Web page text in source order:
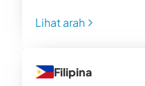
Lihat arah
Filipina